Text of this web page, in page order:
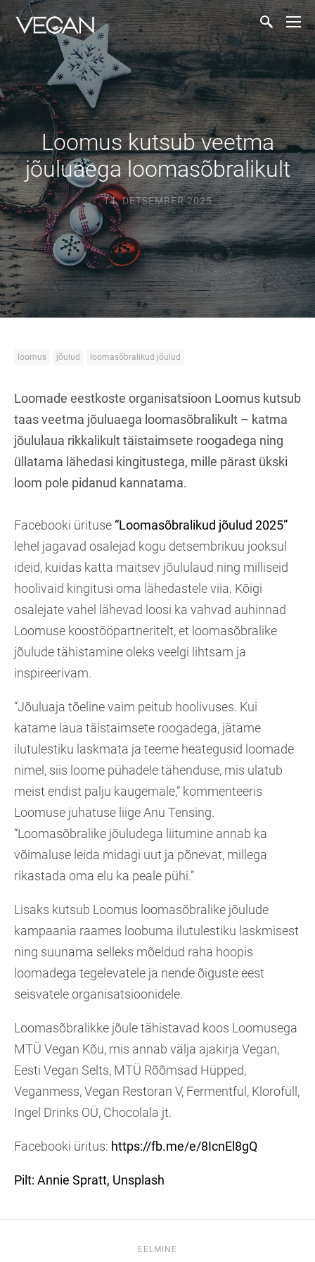
Loomus kutsub veetma
jõuluaega loomasõbralikult
14. DETSEMBER 2025
loomus jõulud loomasõbralikud jõulud
Loomade eestkoste organisatsioon Loomus kutsub
taas veetma jõuluaega loomasõbralikult – katma
jõululaua rikkalikult täistaimsete roogadega ning
üllatama lähedasi kingitustega, mille pärast ükski
loom pole pidanud kannatama.
Facebooki ürituse “Loomasõbralikud jõulud 2025”
lehel jagavad osalejad kogu detsembrikuu jooksul
ideid, kuidas katta maitsev jõululaud ning milliseid
hoolivaid kingitusi oma lähedastele viia. Kõigi
osalejate vahel lähevad loosi ka vahvad auhinnad
Loomuse koostööpartneritelt, et loomasõbralike
jõulude tähistamine oleks veelgi lihtsam ja
inspireerivam.
“Jõuluaja tõeline vaim peitub hoolivuses. Kui
katame laua täistaimsete roogadega, jätame
ilutulestiku laskmata ja teeme heategusid loomade
nimel, siis loome pühadele tähenduse, mis ulatub
meist endist palju kaugemale,” kommenteeris
Loomuse juhatuse liige Anu Tensing.
“Loomasõbralike jõuludega liitumine annab ka
võimaluse leida midagi uut ja põnevat, millega
rikastada oma elu ka peale pühi.”
Lisaks kutsub Loomus loomasõbralike jõulude
kampaania raames loobuma ilutulestiku laskmisest
ning suunama selleks mõeldud raha hoopis
loomadega tegelevatele ja nende õiguste eest
seisvatele organisatsioonidele.
Loomasõbralikke jõule tähistavad koos Loomusega
MTÜ Vegan Kõu, mis annab välja ajakirja Vegan,
Eesti Vegan Selts, MTÜ Rõõmsad Hüpped,
Veganmess, Vegan Restoran V, Fermentful, Klorofüll,
Ingel Drinks OÜ, Chocolala jt.
Facebooki üritus: https://fb.me/e/8IcnEl8gQ
Pilt: Annie Spratt, Unsplash
EELMINE